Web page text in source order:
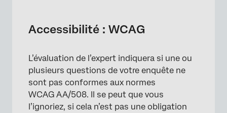
Accessibilité : WCAG
L’évaluation de l’expert indiquera si une ou
plusieurs questions de votre enquête ne
sont pas conformes aux normes
WCAG AA/508. Il se peut que vous
l’ignoriez, si cela n’est pas une obligation